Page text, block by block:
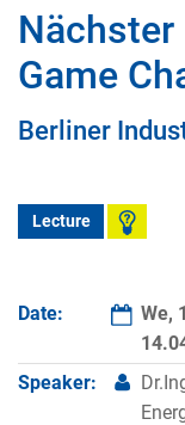
Nächster
Game
Berliner
Lecture
Date: We,
Speaker: